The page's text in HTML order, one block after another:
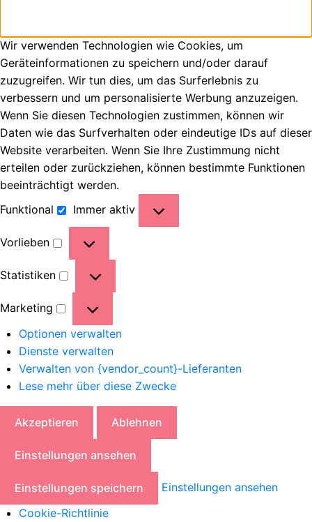
Wir verwenden Technologien wie Cookies, um
Geräteinformationen zu speichern und/oder darauf
zuzugreifen. Wir tun dies, um das Surferlebnis zu
verbessern und um personalisierte Werbung anzuzeigen.
Wenn Sie diesen Technologien zustimmen, können wir
Daten wie das Surfverhalten oder eindeutige IDs auf dieser
Website verarbeiten. Wenn Sie Ihre Zustimmung nicht
erteilen oder zurückziehen, können bestimmte Funktionen
beeinträchtigt werden.
Funktional
Immer aktiv
Vorlieben
Statistiken
Marketing
Optionen verwalten
Dienste verwalten
Verwalten von {vendor_count}-Lieferanten
Lese mehr über diese Zwecke
Akzeptieren Ablehnen
Einstellungen ansehen
Einstellungen speichern
Einstellungen ansehen
Cookie-Richtlinie